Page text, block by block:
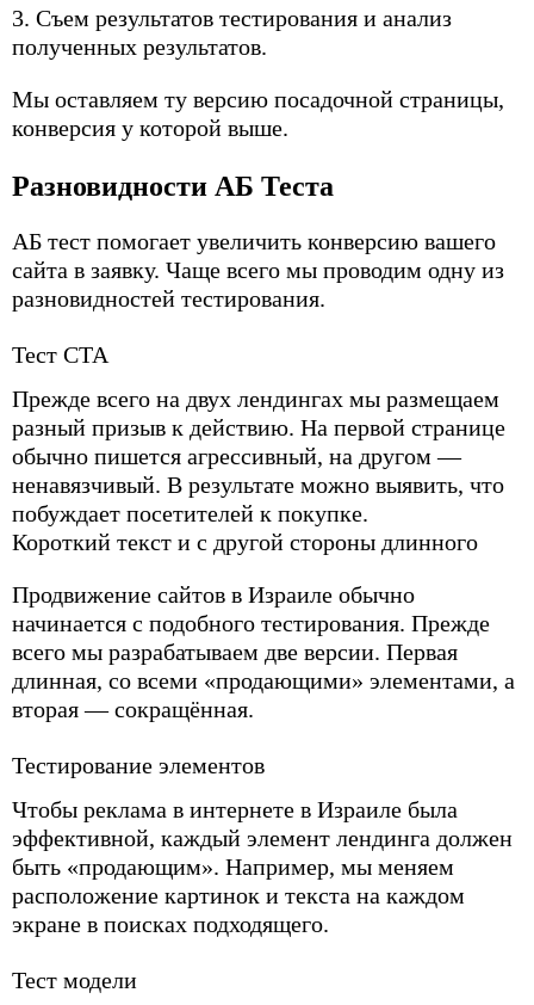
3. Съем результатов тестирования и анализ
полученных результатов.
Мы оставляем ту версию посадочной страницы,
конверсия у которой выше.
Разновидности АБ Теста
АБ тест помогает увеличить конверсию вашего
сайта в заявку. Чаще всего мы проводим одну из
разновидностей тестирования.
Тест СТА
Прежде всего на двух лендингах мы размещаем
разный призыв к действию. На первой странице
обычно пишется агрессивный, на другом —
ненавязчивый. В результате можно выявить, что
побуждает посетителей к покупке.
Короткий текст и с другой стороны длинного
Продвижение сайтов в Израиле обычно
начинается с подобного тестирования. Прежде
всего мы разрабатываем две версии. Первая
длинная, со всеми «продающими» элементами, а
вторая — сокращённая.
Тестирование элементов
Чтобы реклама в интернете в Израиле была
эффективной, каждый элемент лендинга должен
быть «продающим». Например, мы меняем
расположение картинок и текста на каждом
экране в поисках подходящего.
Тест модели